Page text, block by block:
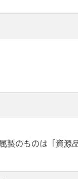
製のものは「資源品